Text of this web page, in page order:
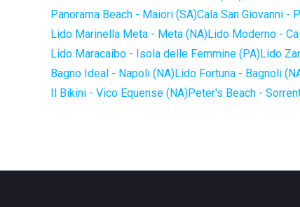
Panorama Beach - Maiori (SA)Cala San Giovanni -
Lido Marinella Meta - Meta (NA)Lido Moderno -
Lido Maracaibo - Isola delle Femmine (PA)Lido
Bagno Ideal - Napoli (NA)Lido Fortuna - Bagnoli
Il Bikini - Vico Equense (NA)Peter's Beach -